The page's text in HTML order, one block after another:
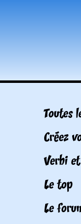
Toutes
Créez
Verbi
Le top
Le